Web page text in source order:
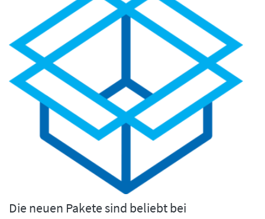
Die neuen Pakete sind beliebt bei